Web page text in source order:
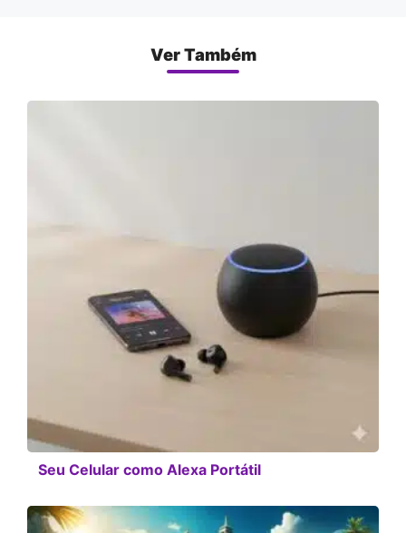
Ver Também
Seu Celular como Alexa Portátil